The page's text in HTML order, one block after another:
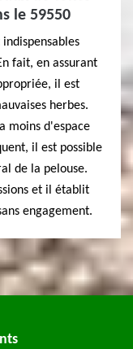
le 59550
fait, en assurant
il est
herbes.
moins d'espace
il est possible
de la pelouse.
et il établit
engagement.